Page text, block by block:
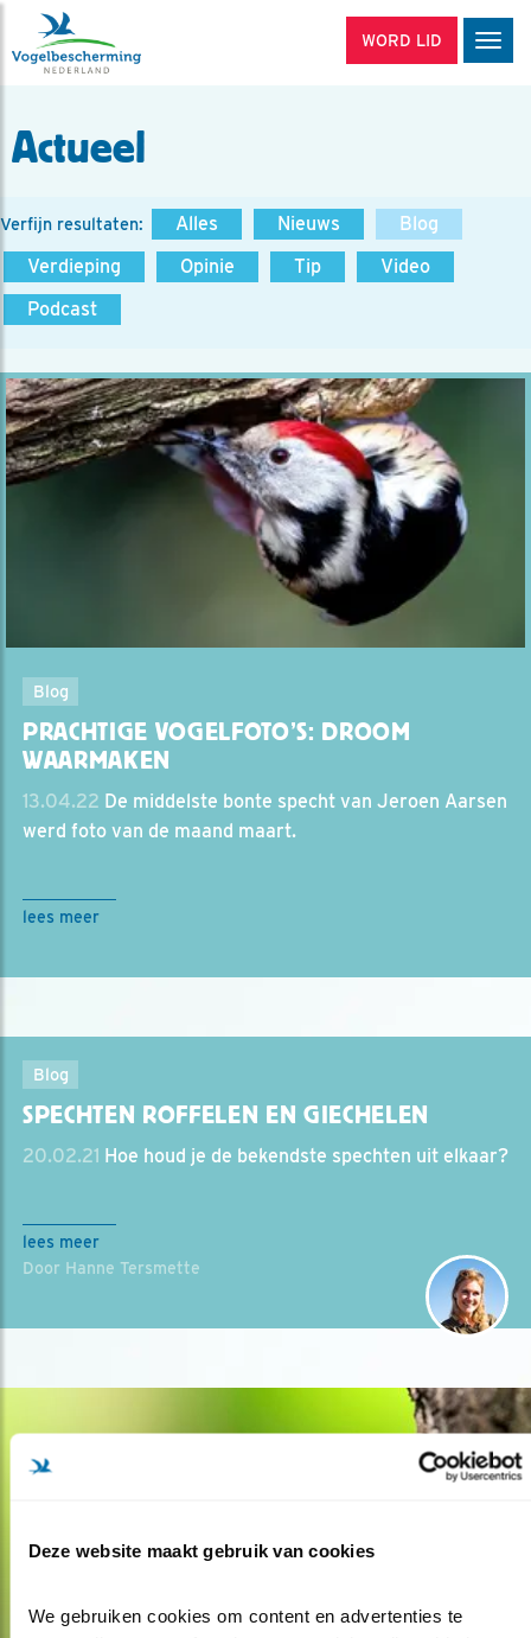
Deze website maakt gebruik van cookies
We gebruiken cookies om content en advertenties te
WORD LID
Actueel
Verfijn resultaten: Alles Nieuws
Blog
Verdieping
Opinie Tip
Video
Podcast
Blog
PRACHTIGE VOGELFOTO’S: DROOM
WAARMAKEN
13.04.22 De middelste bonte specht van Jeroen Aarsen
werd foto van de maand maart.
lees meer
Blog
SPECHTEN ROFFELEN EN GIECHELEN
20.02.21 Hoe houd je de bekendste spechten uit elkaar?
lees meer
Door Hanne Tersmette